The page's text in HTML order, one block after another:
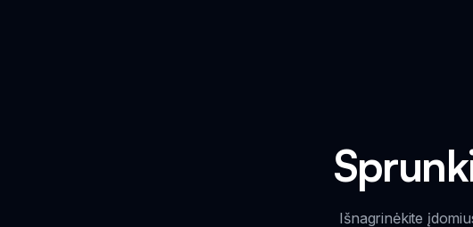
Išnagrinėkite